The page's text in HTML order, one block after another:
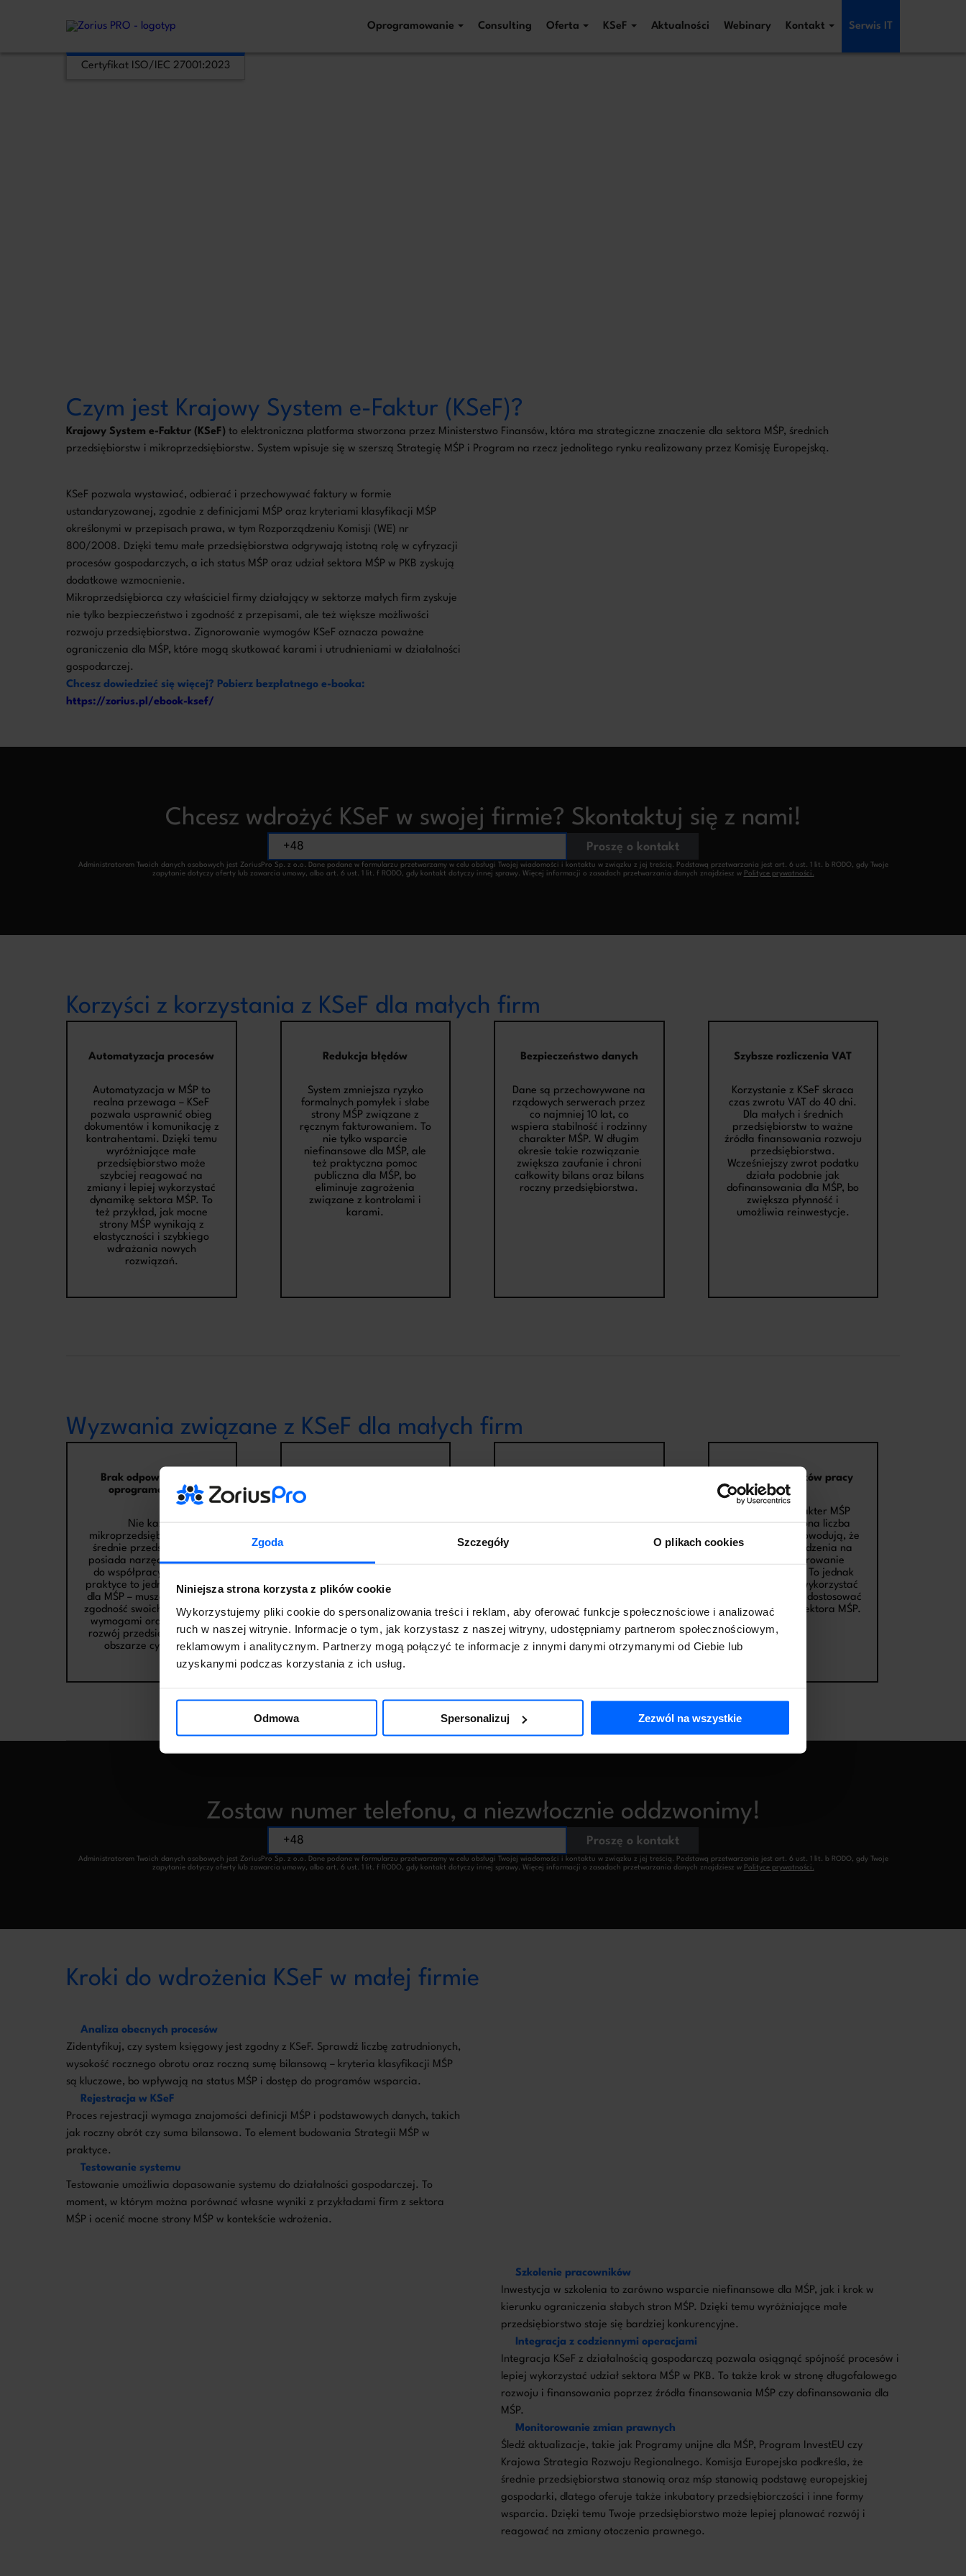
Zgoda Szczegóły O plikach cookies
Niniejsza strona korzysta z plików cookie
Wykorzystujemy pliki cookie do spersonalizowania treści i reklam, aby oferować funkcje społecznościowe i analizować
ruch w naszej witrynie. Informacje o tym, jak korzystasz z naszej witryny, udostępniamy partnerom społecznościowym,
reklamowym i analitycznym. Partnerzy mogą połączyć te informacje z innymi danymi otrzymanymi od Ciebie lub
uzyskanymi podczas korzystania z ich usług.
Odmowa Spersonalizuj Zezwól na wszystkie
Zostaw Swój numer telefonu, zadzwonimy niezwłocznie!
Certyfikat ISO/IEC 27001:2023
Oprogramowanie Consulting Oferta KSeF Aktualności Webinary Kontakt Serwis IT
Czym jest Krajowy System e-Faktur (KSeF)?
Krajowy System e-Faktur (KSeF) to elektroniczna platforma stworzona przez Ministerstwo Finansów, która ma strategiczne znaczenie dla sektora MŚP, średnich
przedsiębiorstw i mikroprzedsiębiorstw. System wpisuje się w szerszą Strategię MŚP i Program na rzecz jednolitego rynku realizowany przez Komisję Europejską.
KSeF pozwala wystawiać, odbierać i przechowywać faktury w formie
ustandaryzowanej, zgodnie z definicjami MŚP oraz kryteriami klasyfikacji MŚP
określonymi w przepisach prawa, w tym Rozporządzeniu Komisji (WE) nr
800/2008. Dzięki temu małe przedsiębiorstwa odgrywają istotną rolę w cyfryzacji
procesów gospodarczych, a ich status MŚP oraz udział sektora MŚP w PKB zyskują
dodatkowe wzmocnienie.
Mikroprzedsiębiorca czy właściciel firmy działający w sektorze małych firm zyskuje
nie tylko bezpieczeństwo i zgodność z przepisami, ale też większe możliwości
rozwoju przedsiębiorstwa. Zignorowanie wymogów KSeF oznacza poważne
ograniczenia dla MŚP, które mogą skutkować karami i utrudnieniami w działalności
gospodarczej.
Chcesz dowiedzieć się więcej? Pobierz bezpłatnego e-booka:
https://zorius.pl/ebook-ksef/
Chcesz wdrożyć KSeF w swojej firmie? Skontaktuj się z nami!
Proszę o kontakt
Administratorem Twoich danych osobowych jest ZoriusPro Sp. z o.o. Dane podane w formularzu przetwarzamy w celu obsługi Twojej wiadomości i kontaktu w związku z jej treścią. Podstawą przetwarzania jest art. 6 ust. 1 lit. b RODO, gdy Twoje
zapytanie dotyczy oferty lub zawarcia umowy, albo art. 6 ust. 1 lit. f RODO, gdy kontakt dotyczy innej sprawy. Więcej informacji o zasadach przetwarzania danych znajdziesz w Polityce prywatności.
Korzyści z korzystania z KSeF dla małych firm
Automatyzacja procesów
Automatyzacja w MŚP to
realna przewaga – KSeF
pozwala usprawnić obieg
dokumentów i komunikację z
kontrahentami. Dzięki temu
wyróżniające małe
przedsiębiorstwo może
szybciej reagować na
zmiany i lepiej wykorzystać
dynamikę sektora MŚP. To
też przykład, jak mocne
strony MŚP wynikają z
elastyczności i szybkiego
wdrażania nowych
rozwiązań.
Redukcja błędów
System zmniejsza ryzyko
formalnych pomyłek i słabe
strony MŚP związane z
ręcznym fakturowaniem. To
nie tylko wsparcie
niefinansowe dla MŚP, ale
też praktyczna pomoc
publiczna dla MŚP, bo
eliminuje zagrożenia
związane z kontrolami i
karami.
Bezpieczeństwo danych
Dane są przechowywane na
rządowych serwerach przez
co najmniej 10 lat, co
wspiera stabilność i rodzinny
charakter MŚP. W długim
okresie takie rozwiązanie
zwiększa zaufanie i chroni
całkowity bilans oraz bilans
roczny przedsiębiorstwa.
Szybsze rozliczenia VAT
Korzystanie z KSeF skraca
czas zwrotu VAT do 40 dni.
Dla małych i średnich
przedsiębiorstw to ważne
źródła finansowania rozwoju
przedsiębiorstwa.
Wcześniejszy zwrot podatku
działa podobnie jak
dofinansowania dla MŚP, bo
zwiększa płynność i
umożliwia reinwestycje.
Wyzwania związane z KSeF dla małych firm
Brak odpowiedniego
oprogramowania
Nie każde
mikroprzedsiębiorstwo czy
średnie przedsiębiorstwo
posiada narzędzia gotowe
do współpracy z KSeF. W
praktyce to jedno z wyzwań
dla MŚP – muszą sprawdzić
zgodność swoich systemów z
wymogami oraz zadbać o
rozwój przedsiębiorstwa w
obszarze cyfryzacji.
systemów. To typowe
jednak nakłady te wpisują
się w finansowanie rozwoju
przedsiębiorstwa i przynoszą
perspektywie.
przedsiębiorstwa i
zmian w strategii.
Zmiana nawyków pracy
Rodzinny charakter MŚP
oraz ograniczona liczba
zatrudnionych powodują, że
proces przechodzenia na
cyfrowe fakturowanie
wymaga czasu. To jednak
konieczne, aby wykorzystać
pełen potencjał i dostosować
się do dynamiki sektora MŚP.
Zostaw numer telefonu, a niezwłocznie oddzwonimy!
Proszę o kontakt
Administratorem Twoich danych osobowych jest ZoriusPro Sp. z o.o. Dane podane w formularzu przetwarzamy w celu obsługi Twojej wiadomości i kontaktu w związku z jej treścią. Podstawą przetwarzania jest art. 6 ust. 1 lit. b RODO, gdy Twoje
zapytanie dotyczy oferty lub zawarcia umowy, albo art. 6 ust. 1 lit. f RODO, gdy kontakt dotyczy innej sprawy. Więcej informacji o zasadach przetwarzania danych znajdziesz w Polityce prywatności.
Kroki do wdrożenia KSeF w małej firmie
Analiza obecnych procesów
Zidentyfikuj, czy system księgowy jest zgodny z KSeF. Sprawdź liczbę zatrudnionych,
wysokość rocznego obrotu oraz roczną sumę bilansową – kryteria klasyfikacji MŚP
są kluczowe, bo wpływają na status MŚP i dostęp do programów wsparcia.
Rejestracja w KSeF
Proces rejestracji wymaga znajomości definicji MŚP i podstawowych danych, takich
jak roczny obrót czy suma bilansowa. To element budowania Strategii MŚP w
praktyce.
Testowanie systemu
Testowanie umożliwia dopasowanie systemu do działalności gospodarczej. To
moment, w którym można porównać własne wyniki z przykładami firm z sektora
MŚP i ocenić mocne strony MŚP w kontekście wdrożenia.
Szkolenie pracowników
Inwestycja w szkolenia to zarówno wsparcie niefinansowe dla MŚP, jak i krok w
kierunku ograniczenia słabych stron MŚP. Dzięki temu wyróżniające małe
przedsiębiorstwo staje się bardziej konkurencyjne.
Integracja z codziennymi operacjami
Integracja KSeF z działalnością gospodarczą pozwala osiągnąć spójność procesów i
lepiej wykorzystać udział sektora MŚP w PKB. To także krok w stronę długofalowego
rozwoju i finansowania poprzez źródła finansowania MŚP czy dofinansowania dla
MŚP.
Monitorowanie zmian prawnych
Śledź aktualizacje, takie jak Programy unijne dla MŚP, Program InvestEU czy
Krajowa Strategia Rozwoju Regionalnego. Komisja Europejska podkreśla, że
średnie przedsiębiorstwa stanowią oraz mśp stanowią podstawę europejskiej
gospodarki, dlatego oferuje także inkubatory przedsiębiorczości i inne formy
wsparcia. Dzięki temu Twoje przedsiębiorstwo może lepiej planować rozwój i
reagować na zmiany otoczenia prawnego.